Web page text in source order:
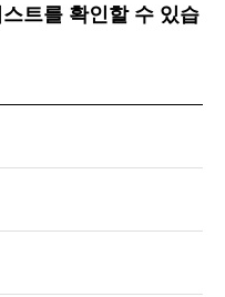
트를 확인할 수 있습